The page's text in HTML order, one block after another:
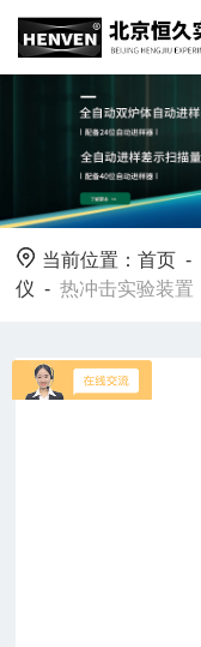
当前位置：首页 -
仪 -热冲击实验装置